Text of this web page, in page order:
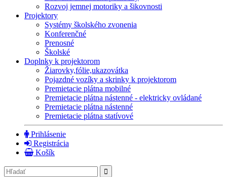
Rozvoj jemnej motoriky a šikovnosti
Projektory
Systémy školského zvonenia
Konferenčné
Prenosné
Školské
Doplnky k projektorom
Žiarovky,fólie,ukazovátka
Pojazdné vozíky a skrinky k projektorom
Premietacie plátna mobilné
Premietacie plátna nástenné - elektricky ovládané
Premietacie plátna nástenné
Premietacie plátna statívové
Prihlásenie
Registrácia
Košík